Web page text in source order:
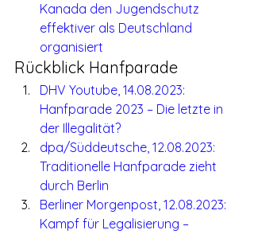
Kanada den Jugendschutz
effektiver als Deutschland
organisiert
Rückblick Hanfparade
DHV Youtube, 14.08.2023:
Hanfparade 2023 – Die letzte in
der Illegalität?
dpa/Süddeutsche, 12.08.2023:
Traditionelle Hanfparade zieht
durch Berlin
Berliner Morgenpost, 12.08.2023:
Kampf für Legalisierung –